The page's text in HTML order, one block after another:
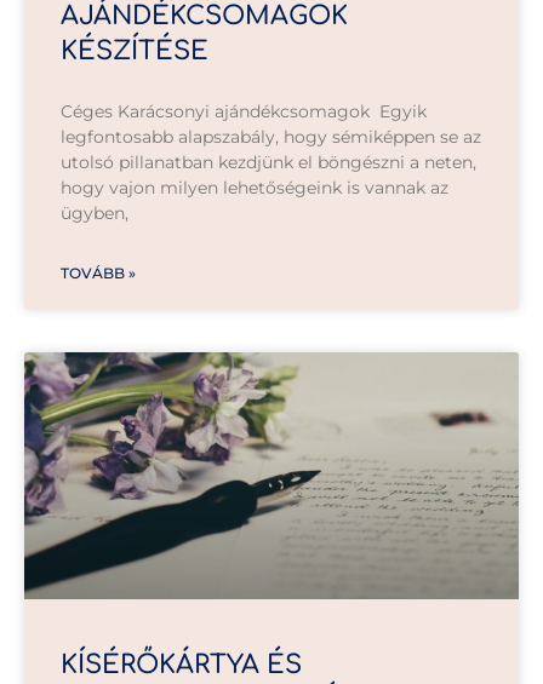
AJÁNDÉKCSOMAGOK
KÉSZÍTÉSE
Céges Karácsonyi ajándékcsomagok Egyik
legfontosabb alapszabály, hogy sémiképpen se az
utolsó pillanatban kezdjünk el böngészni a neten,
hogy vajon milyen lehetőségeink is vannak az
ügyben,
TOVÁBB »
KÍSÉRŐKÁRTYA ÉS